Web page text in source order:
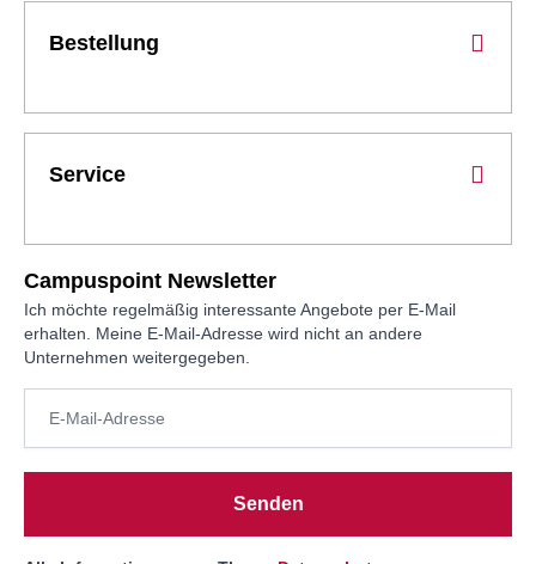
Bestellung
Service
Campuspoint Newsletter
Ich möchte regelmäßig interessante Angebote per E-Mail
erhalten. Meine E-Mail-Adresse wird nicht an andere
Unternehmen weitergegeben.
Senden